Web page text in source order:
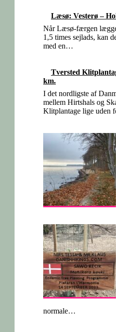
Læsø: Vesterø –
Når Læsø-færgen
1,5 times sejlads, kan
med en…
Tversted
km.
I det nordligste af
mellem Hirtshals og
Klitplantage lige uden
normale…